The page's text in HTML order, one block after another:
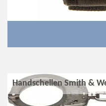
Handschellen Smith &